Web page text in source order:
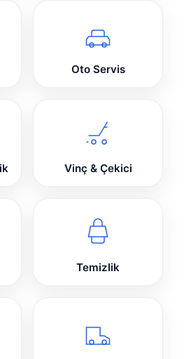
Oto Servis
Vinç & Çekici
Temizlik